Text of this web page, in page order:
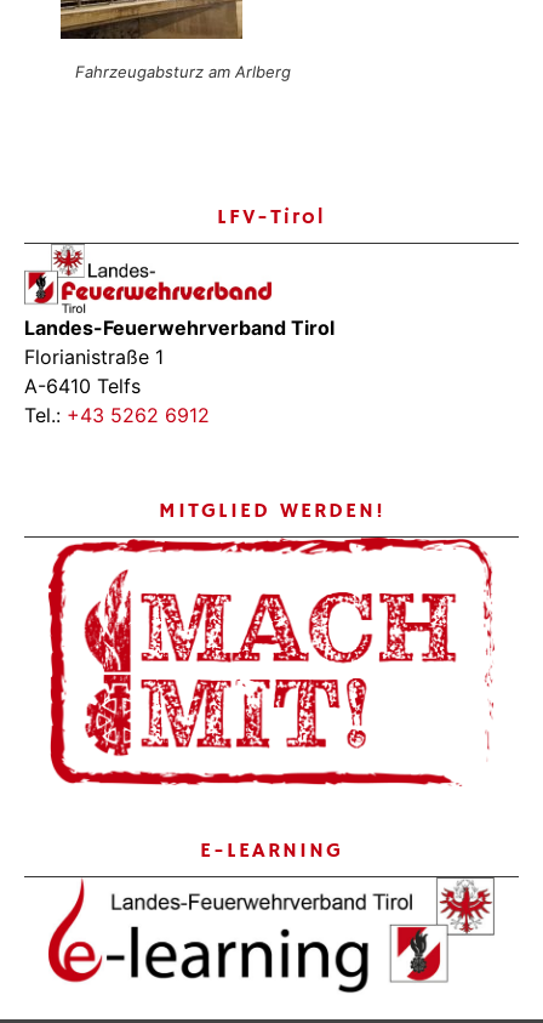
Fahrzeugabsturz am Arlberg
LFV-Tirol
Landes-Feuerwehrverband Tirol
Florianistraße 1
A-6410 Telfs
Tel.: +43 5262 6912
MITGLIED WERDEN!
E-LEARNING